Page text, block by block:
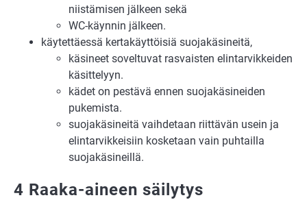
niistämisen jälkeen sekä
WC-käynnin jälkeen.
käytettäessä kertakäyttöisiä suojakäsineitä,
käsineet soveltuvat rasvaisten elintarvikkeiden
käsittelyyn.
kädet on pestävä ennen suojakäsineiden
pukemista.
suojakäsineitä vaihdetaan riittävän usein ja
elintarvikkeisiin kosketaan vain puhtailla
suojakäsineillä.
4 Raaka-aineen säilytys